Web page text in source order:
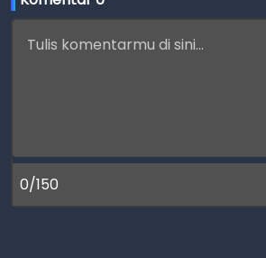
0/150